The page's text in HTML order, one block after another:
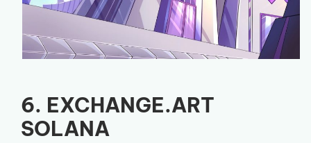
6. EXCHANGE.ART
SOLANA